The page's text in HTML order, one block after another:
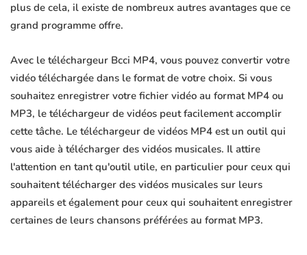
plus de cela, il existe de nombreux autres avantages que ce
grand programme offre.
Avec le téléchargeur Bcci MP4, vous pouvez convertir votre
vidéo téléchargée dans le format de votre choix. Si vous
souhaitez enregistrer votre fichier vidéo au format MP4 ou
MP3, le téléchargeur de vidéos peut facilement accomplir
cette tâche. Le téléchargeur de vidéos MP4 est un outil qui
vous aide à télécharger des vidéos musicales. Il attire
l'attention en tant qu'outil utile, en particulier pour ceux qui
souhaitent télécharger des vidéos musicales sur leurs
appareils et également pour ceux qui souhaitent enregistrer
certaines de leurs chansons préférées au format MP3.